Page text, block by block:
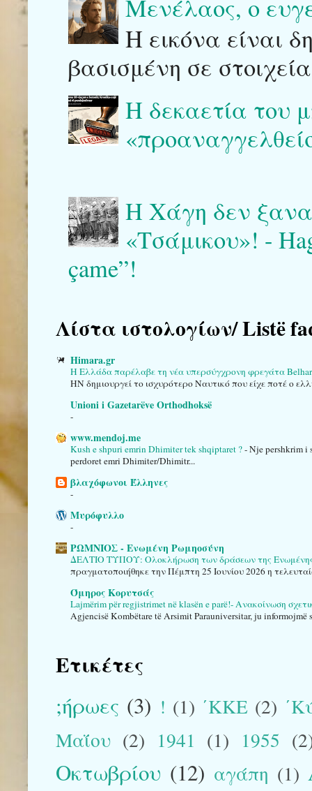
Μενέλαος, ο
Η εικόνα είναι
βασισμένη σε
Η δεκαετία του
Η Χάγη δεν
«Τσάμικου»! -
çame”!
Λίστα ιστολογίων/ Listë
Himara.gr
Η Ελλάδα παρέλαβε τη νέα υπερσύγχρονη φρεγάτα
HN δημιουργεί το ισχυρότερο Ναυτικό που είχε ποτέ ο
Unioni i Gazetarëve Orthodhoksë
-
www.mendoj.me
Kush e shpuri emrin Dhimiter tek shqiptaret ?-Nje pershkrim i
perdoret emri Dhimiter/Dhimitr...
βλαχόφωνοι Έλληνες
-
Μυρόφυλλο
-
ΡΩΜΝΙΟΣ - Ενωμένη Ρωμηοσύνη
ΔΕΛΤΙΟ ΤΥΠΟΥ: Ολοκλήρωση των δράσεων της Ενωμένης
πραγματοποιήθηκε την Πέμπτη 25 Ιουνίου 2026 η
Όμηρος Κορυτσάς
Lajmërim për regjistrimet në klasën e parë!- Ανακοίνωση
Agjencisë Kombëtare të Arsimit Parauniversitar, ju informojmë
Ετικέτες
;ήρωες (3) ! (1) ΄ΚΚΕ (2)
Μαΐου (2) 1941 (1) 1955
Οκτωβρίου (12) αγάπη (1)